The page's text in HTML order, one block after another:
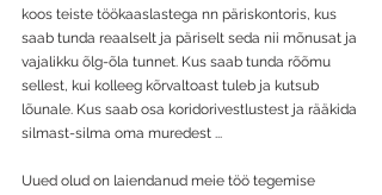
koos teiste töökaaslastega nn päriskontoris, kus
saab tunda reaalselt ja päriselt seda nii mõnusat ja
vajalikku õlg-õla tunnet. Kus saab tunda rõõmu
sellest, kui kolleeg kõrvaltoast tuleb ja kutsub
lõunale. Kus saab osa koridorivestlustest ja rääkida
silmast-silma oma muredest ...
Uued olud on laiendanud meie töö tegemise